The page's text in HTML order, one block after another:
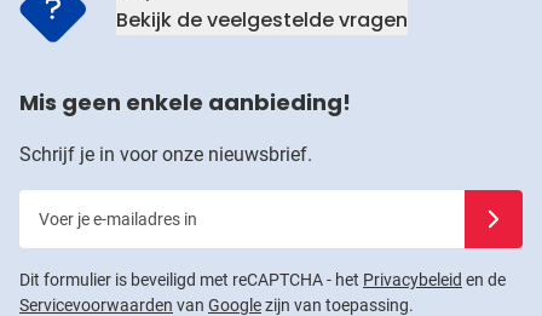
Bekijk de veelgestelde vragen
Mis geen enkele aanbieding!
Schrijf je in voor onze nieuwsbrief.
Dit formulier is beveiligd met reCAPTCHA - het Privacybeleid en de
Servicevoorwaarden van Googlezijn van toepassing.